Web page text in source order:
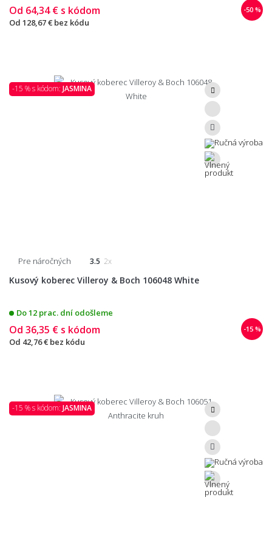
-50 %
Od 64,34 € s kódom
Od 128,67 € bez kódu
-15 % s kódom: JASMINA
Pre náročných 3.5 2x
Kusový koberec Villeroy & Boch 106048 White
Do 12 prac. dní odošleme
-15 %
Od 36,35 € s kódom
Od 42,76 € bez kódu
-15 % s kódom: JASMINA